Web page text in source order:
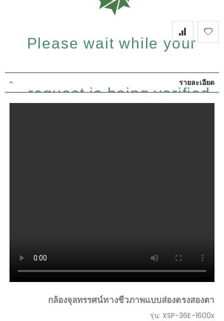
Please wait while your
request is being verified...
รายละเอียด
กล้องจุลทรรศน์ทางชีวภาพแบบส่องตรงสองตา
รุ่น: XSP-36E-1600x